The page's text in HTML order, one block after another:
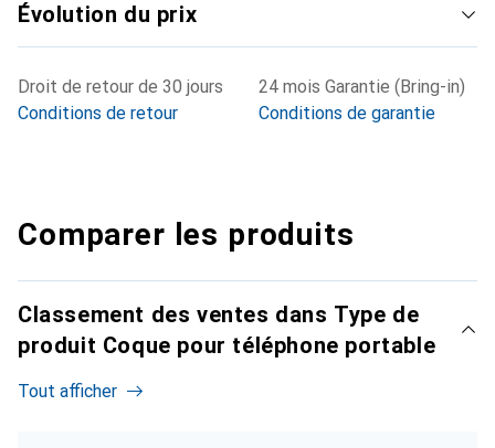
Évolution du prix
Droit de retour de 30 jours
Conditions de retour
24 mois Garantie (Bring-in)
Conditions de garantie
Comparer les produits
Classement des ventes dans Type de
produit Coque pour téléphone portable
Tout afficher